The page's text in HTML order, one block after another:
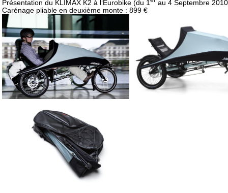
Présentation du KLIMAX K2 à l‘Eurobike (du 1
au 4 Septembre
Carénage pliable en deuxième monte : 899 €